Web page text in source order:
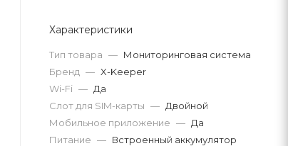
Характеристики
Тип товара — Мониторинговая система
Бренд — X-Keeper
Wi-Fi — Да
Слот для SIM-карты — Двойной
Мобильное приложение — Да
Питание — Встроенный аккумулятор